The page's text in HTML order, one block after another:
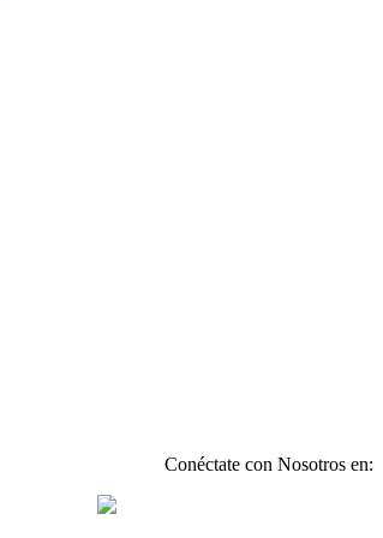
Conéctate con Nosotros en: